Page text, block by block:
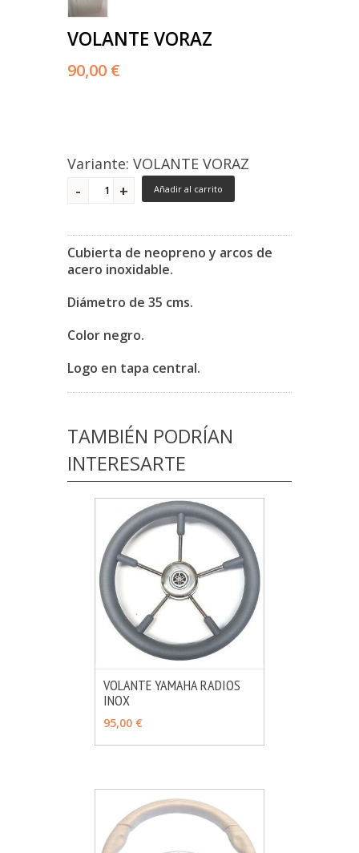
VOLANTE VORAZ
90,00 €
Variante: VOLANTE VORAZ
Añadir al carrito
Cubierta de neopreno y arcos de
acero inoxidable.
Diámetro de 35 cms.
Color negro.
Logo en tapa central.
TAMBIÉN PODRÍAN
INTERESARTE
VER OPCIONES
VOLANTE YAMAHA RADIOS
INOX
95,00 €